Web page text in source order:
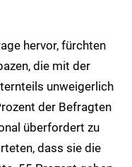
hervor, fürchten
die mit der
unweigerlich
der Befragten
überfordert zu
dass sie die